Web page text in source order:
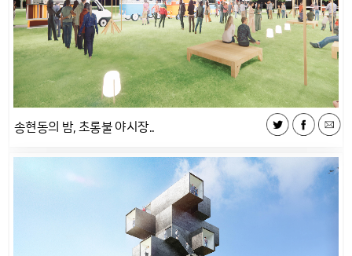
송현동의 밤, 초롱불 야시장..